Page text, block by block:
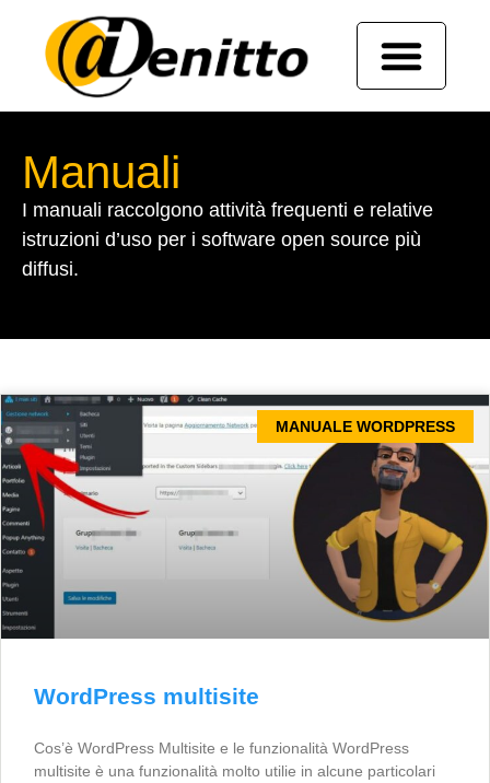
Manuali
I manuali raccolgono attività frequenti e relative
istruzioni d’uso per i software open source più
diffusi.
MANUALE WORDPRESS
WordPress multisite
Cos’è WordPress Multisite e le funzionalità WordPress
multisite è una funzionalità molto utilie in alcune particolari